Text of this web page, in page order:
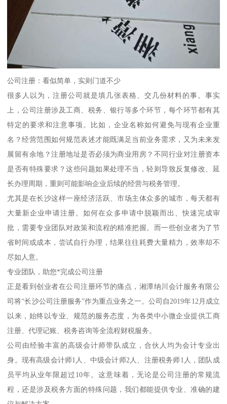
公司注册：看似简单，实则门道不少
很多人以为，注册公司就是填几张表格、交几份材料的事。事实
上，公司注册涉及工商、税务、银行等多个环节，每个环节都有其
特定的要求和注意事项。比如，企业名称如何避免与现有企业重
名？经营范围如何规范表述才能既满足当前业务需求，又为未来发
展留有余地？注册地址是否必须为商业用房？不同行业对注册资本
是否有特殊要求？这些问题如果处理不当，轻则导致反复修改、延
长办理周期，重则可能影响企业后续的经营与税务管理。
尤其是在长沙这样一座经济活跃、市场主体众多的城市，每天都有
大量新企业申请注册。如何在众多申请中脱颖而出、快速完成审
批，需要专业团队对政策和流程的精准把握。而一些创业者为了节
省时间或成本，尝试自行办理，结果往往耗费大量精力，效率却不
尽如人意。
专业团队，助您*完成公司注册
正是看到创业者在公司注册环节的痛点，湘潭纳川会计服务有限公
司将“长沙公司注册服务”作为重点业务之一。公司自2019年12月成立
以来，始终以专业、规范的服务态度，为各类中小微企业提供工商
注册、代理记账、税务咨询等全流程财税服务。
公司由经验丰富的高级会计师带队成立，合伙人均为会计专业出
身。现有高级会计师1人、中级会计师2人、注册税务师1人，团队成
员平均从业年限超过10年。这意味着，无论是公司注册的常规流
程，还是涉及税务方面的特殊问题，我们都能提供专业、准确的建